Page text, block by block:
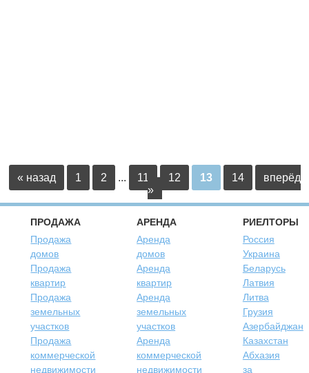
« 1 2 ... 11 12 13
14
»
ПРОДАЖА
Продажа
домов
Продажа
квартир
Продажа
земельных
участков
Продажа
коммерческой
недвижимости
АРЕНДА
Аренда
домов
Аренда
квартир
Аренда
земельных
участков
Аренда
коммерческой
недвижимости
РИЕЛТОРЫ
Россия
Украина
Беларусь
Латвия
Литва
Грузия
Азербайджан
Казахстан
Абхазия
за